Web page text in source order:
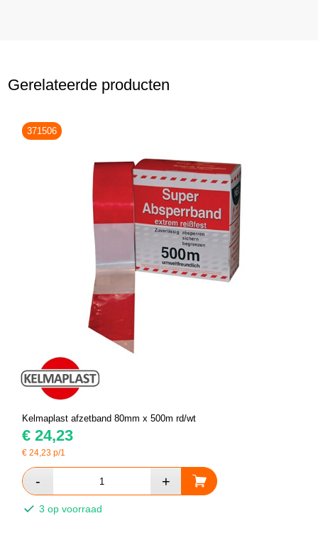
Gerelateerde producten
371506
Kelmaplast afzetband 80mm x 500m rd/wt
€ 24,23
€24,23 p/1
3 op voorraad